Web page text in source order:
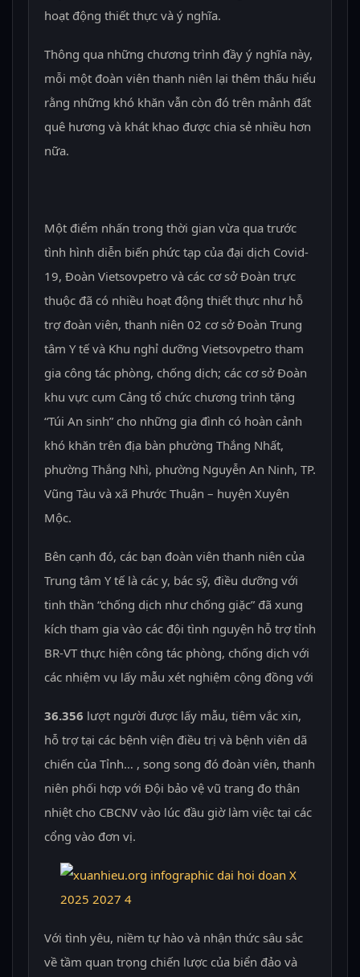
hoạt động thiết thực và ý nghĩa.
Thông qua những chương trình đầy ý nghĩa này,
mỗi một đoàn viên thanh niên lại thêm thấu hiểu
rằng những khó khăn vẫn còn đó trên mảnh đất
quê hương và khát khao được chia sẻ nhiều hơn
nữa.
Một điểm nhấn trong thời gian vừa qua trước
tình hình diễn biến phức tạp của đại dịch Covid-
19, Đoàn Vietsovpetro và các cơ sở Đoàn trực
thuộc đã có nhiều hoạt động thiết thực như hỗ
trợ đoàn viên, thanh niên 02 cơ sở Đoàn Trung
tâm Y tế và Khu nghỉ dưỡng Vietsovpetro tham
gia công tác phòng, chống dịch; các cơ sở Đoàn
khu vực cụm Cảng tổ chức chương trình tặng
“Túi An sinh” cho những gia đình có hoàn cảnh
khó khăn trên địa bàn phường Thắng Nhất,
phường Thắng Nhì, phường Nguyễn An Ninh, TP.
Vũng Tàu và xã Phước Thuận – huyện Xuyên
Mộc.
Bên cạnh đó, các bạn đoàn viên thanh niên của
Trung tâm Y tế là các y, bác sỹ, điều dưỡng với
tinh thần “chống dịch như chống giặc” đã xung
kích tham gia vào các đội tình nguyện hỗ trợ tỉnh
BR-VT thực hiện công tác phòng, chống dịch với
các nhiệm vụ lấy mẫu xét nghiệm cộng đồng với
36.356 lượt người được lấy mẫu, tiêm vắc xin,
hỗ trợ tại các bệnh viện điều trị và bệnh viên dã
chiến của Tỉnh… , song song đó đoàn viên, thanh
niên phối hợp với Đội bảo vệ vũ trang đo thân
nhiệt cho CBCNV vào lúc đầu giờ làm việc tại các
cổng vào đơn vị.
Với tình yêu, niềm tự hào và nhận thức sâu sắc
về tầm quan trọng chiến lược của biển đảo và